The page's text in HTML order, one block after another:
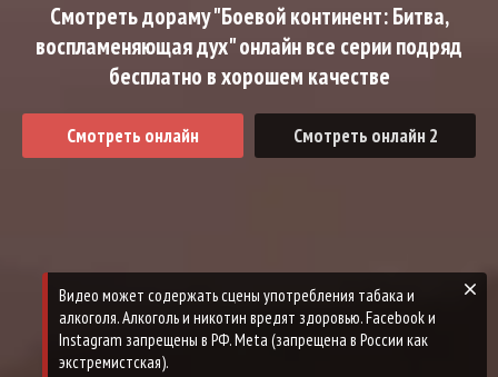
Смотреть дораму "Боевой континент: Битва,
воспламеняющая дух" онлайн все серии подряд
бесплатно в хорошем качестве
Смотреть онлайн Смотреть онлайн 2
Видео может содержать сцены употребления табака и
алкоголя. Алкоголь и никотин вредят здоровью. Facebook и
Instagram запрещены в РФ. Meta (запрещена в России как
экстремистская).